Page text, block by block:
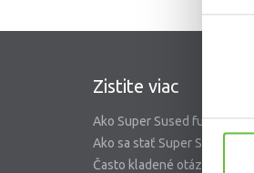
Zistite viac
Ako Super Sused funguje?
Ako sa stať Super Susedom?
Často kladené otázky